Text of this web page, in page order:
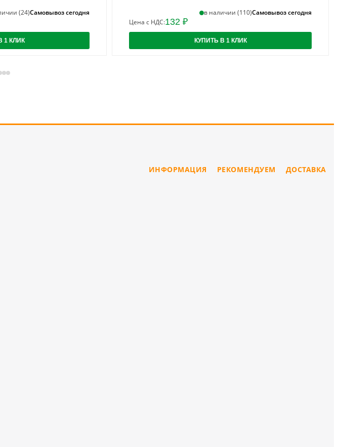
(24)Самовывоз сегодня
1 КЛИК
в наличии (110)Самовывоз сегодня
Цена с НДС:132 ₽
КУПИТЬ В 1 КЛИК
ДОСТАВКА
РЕКОМЕНДУЕМ
ИНФОРМАЦИЯ